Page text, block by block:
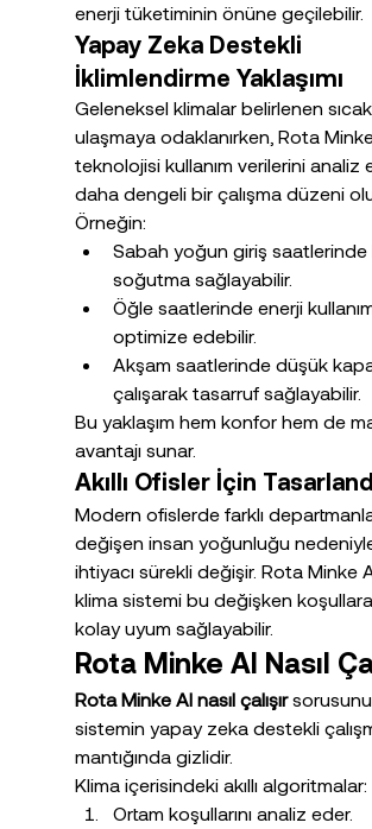
enerji tüketiminin önüne geçilebilir.
Yapay Zeka Destekli
İklimlendirme Yaklaşımı
Geleneksel klimalar belirlenen
ulaşmaya odaklanırken, Rota
teknolojisi kullanım verilerini analiz
daha dengeli bir çalışma düzeni
Örneğin:
Sabah yoğun giriş saatlerinde
soğutma sağlayabilir.
Öğle saatlerinde enerji
optimize edebilir.
Akşam saatlerinde düşük
çalışarak tasarruf sağlayabilir.
Bu yaklaşım hem konfor hem de
avantajı sunar.
Akıllı Ofisler İçin
Modern ofislerde farklı
değişen insan yoğunluğu nedeniyle
ihtiyacı sürekli değişir. Rota Minke AI
klima sistemi bu değişken
kolay uyum sağlayabilir.
Rota Minke AI Nasıl
Rota Minke AI nasıl çalışır
sistemin yapay zeka destekli
mantığında gizlidir.
Klima içerisindeki akıllı algoritmalar:
Ortam koşullarını analiz eder.